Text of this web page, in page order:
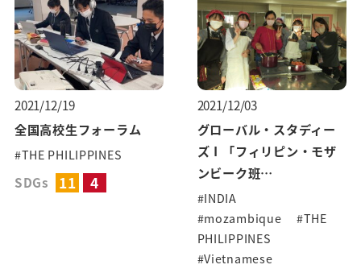
2021/12/19
全国高校生フォーラム
#THE PHILIPPINES
SDGs 11 4
2021/12/03
グローバル・スタディー
ズⅠ「フィリピン・モザ
ンビーク班…
#INDIA
#mozambique
#THE
PHILIPPINES
#Vietnamese